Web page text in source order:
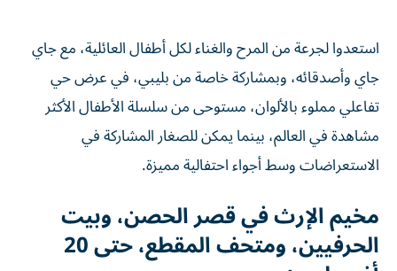
استعدوا لجرعة من المرح والغناء لكل أطفال العائلية، مع جاي
جاي وأصدقائه، وبمشاركة خاصة من بليبي، في عرض حي
تفاعلي مملوء بالألوان، مستوحى من سلسلة الأطفال الأكثر
مشاهدة في العالم، بينما يمكن للصغار المشاركة في
الاستعراضات وسط أجواء احتفالية مميزة.
مخيم الإرث في قصر الحصن، وبيت
الحرفيين، ومتحف المقطع، حتى 20